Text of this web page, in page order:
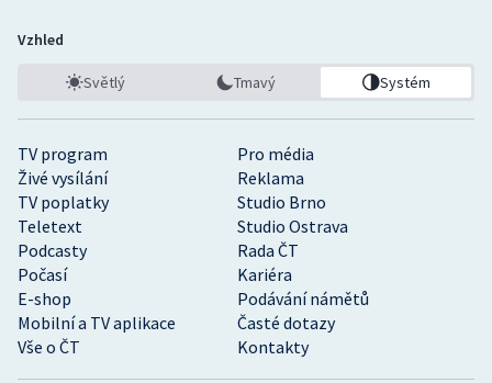
TV program
Pro média
Živé vysílání
Reklama
TV poplatky
Studio Brno
Teletext
Studio Ostrava
Podcasty
Rada ČT
Počasí
Kariéra
E-shop
Podávání námětů
Mobilní a TV aplikace
Časté dotazy
Vše o ČT
Kontakty
Vzhled
Světlý Tmavý Systém